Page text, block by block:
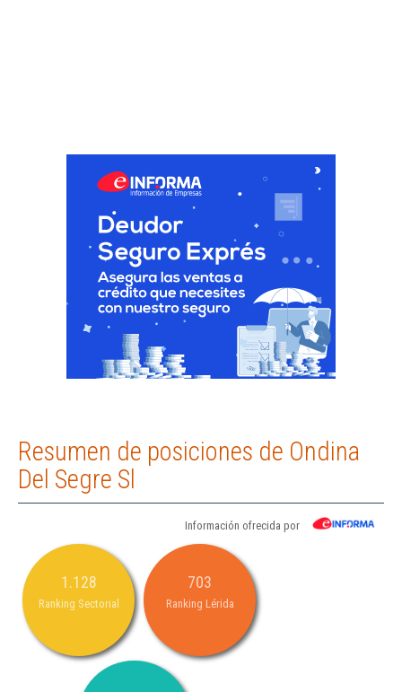
Resumen de posiciones de Ondina
Del Segre Sl
Información ofrecida por
1.128
Ranking Sectorial
703
Ranking Lérida